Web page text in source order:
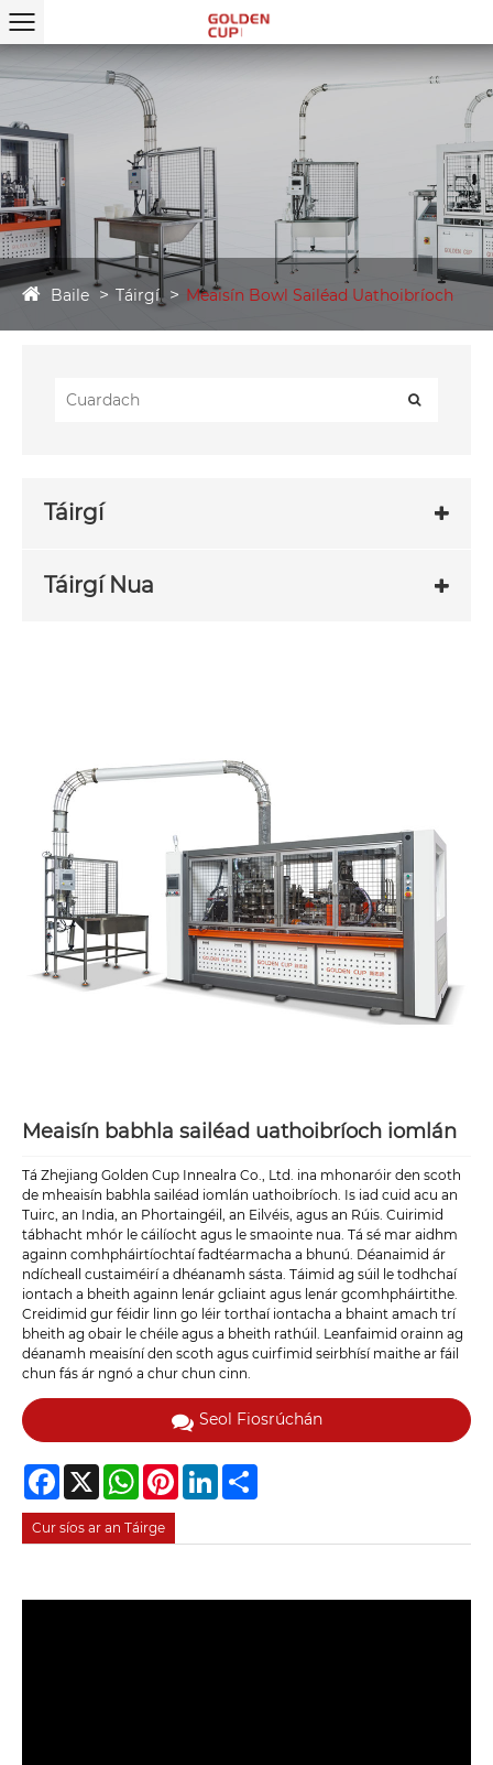
Baile Táirgí Meaisín Bowl Sailéad Uathoibríoch
Táirgí
Táirgí Nua
Meaisín babhla sailéad uathoibríoch iomlán
Tá Zhejiang Golden Cup Innealra Co., Ltd. ina mhonaróir den scoth
de mheaisín babhla sailéad iomlán uathoibríoch. Is iad cuid acu an
Tuirc, an India, an Phortaingéil, an Eilvéis, agus an Rúis. Cuirimid
tábhacht mhór le cáilíocht agus le smaointe nua. Tá sé mar aidhm
againn comhpháirtíochtaí fadtéarmacha a bhunú. Déanaimid ár
ndícheall custaiméirí a dhéanamh sásta. Táimid ag súil le todhchaí
iontach a bheith againn lenár gcliaint agus lenár gcomhpháirtithe.
Creidimid gur féidir linn go léir torthaí iontacha a bhaint amach trí
bheith ag obair le chéile agus a bheith rathúil. Leanfaimid orainn ag
déanamh meaisíní den scoth agus cuirfimid seirbhísí maithe ar fáil
chun fás ár ngnó a chur chun cinn.
Seol Fiosrúchán
Facebook
X WhatsAppPinterestLinkedIn
Cur síos ar an Táirge